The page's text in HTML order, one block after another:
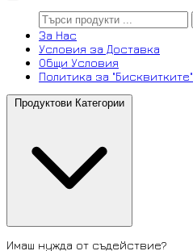
За Нас
Условия за Доставка
Общи Условия
Политика за "Бисквитките"
Продуктови Категории
Имаш нужда от съдействие?